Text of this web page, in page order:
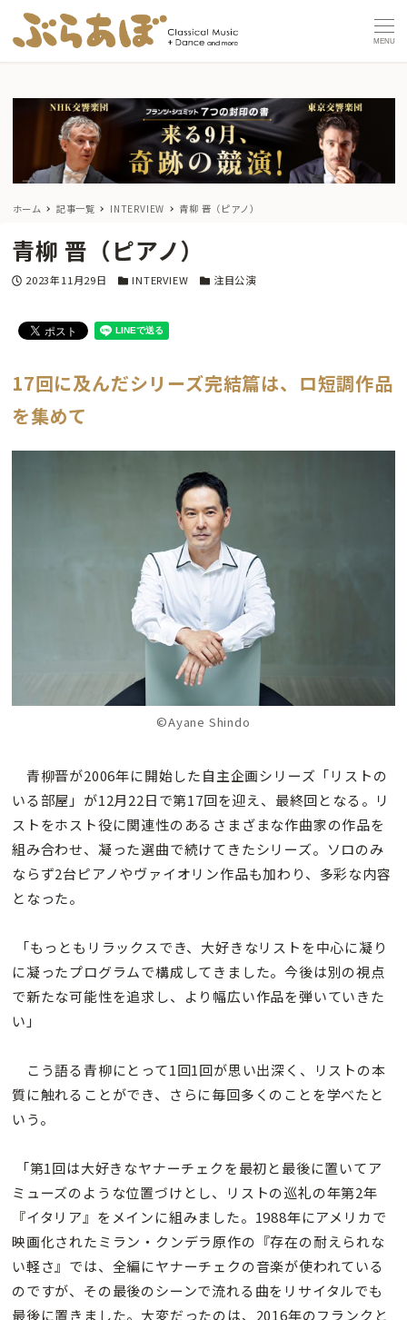
MENU
ホーム 記事一覧 INTERVIEW 青柳 晋（ピアノ）
青柳 晋（ピアノ）
投稿日
2023年11月29日 カテゴリー
INTERVIEW カテゴリー
注目公演
17回に及んだシリーズ完結篇は、ロ短調作品
を集めて
©Ayane Shindo
青柳晋が2006年に開始した自主企画シリーズ「リストの
いる部屋」が12月22日で第17回を迎え、最終回となる。リ
ストをホスト役に関連性のあるさまざまな作曲家の作品を
組み合わせ、凝った選曲で続けてきたシリーズ。ソロのみ
ならず2台ピアノやヴァイオリン作品も加わり、多彩な内容
となった。
「もっともリラックスでき、大好きなリストを中心に凝り
に凝ったプログラムで構成してきました。今後は別の視点
で新たな可能性を追求し、より幅広い作品を弾いていきた
い」
こう語る青柳にとって1回1回が思い出深く、リストの本
質に触れることができ、さらに毎回多くのことを学べたと
いう。
「第1回は大好きなヤナーチェクを最初と最後に置いてア
ミューズのような位置づけとし、リストの巡礼の年第2年
『イタリア』をメインに組みました。1988年にアメリカで
映画化されたミラン・クンデラ原作の『存在の耐えられな
い軽さ』では、全編にヤナーチェクの音楽が使われている
のですが、その最後のシーンで流れる曲をリサイタルでも
最後に置きました。大変だったのは、2016年のフランクと